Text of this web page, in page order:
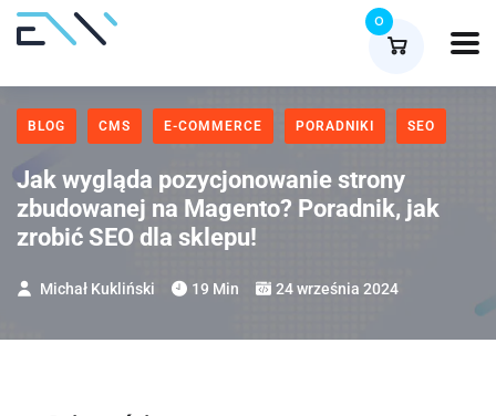
0
BLOG CMS E-COMMERCE PORADNIKI SEO
Jak wygląda pozycjonowanie strony
zbudowanej na Magento? Poradnik, jak
zrobić SEO dla sklepu!
Michał Kukliński 19 Min 24 września 2024